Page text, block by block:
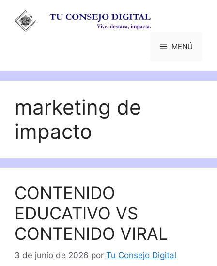
contenido
MENÚ
marketing de
impacto
CONTENIDO
EDUCATIVO VS
CONTENIDO VIRAL
3 de junio de 2026 por Tu Consejo Digital